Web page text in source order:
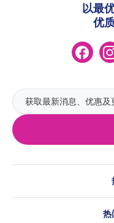
以最
优
热